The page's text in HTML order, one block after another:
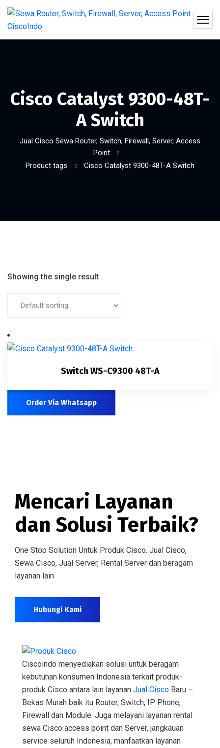
Cisco Catalyst 9300-48T-
A Switch
Jual Cisco Sewa Router, Switch, Firewall, Server, Access
Point
Product tags
Cisco Catalyst 9300-48T-A Switch
Showing the single result
Switch WS-C9300 48T-A
Order Via Whatsapp
Mencari Layanan
dan Solusi Terbaik?
One Stop Solution Untuk Produk Cisco. Jual Cisco,
Sewa Cisco, Jual Server, Rental Server dan beragam
layanan lain
Hubungi Kami
Ciscoindo menyediakan solusi untuk beragam
kebutuhan konsumen Indonesia terkait produk-
produk Cisco antara lain layanan Jual Cisco Baru –
Bekas Murah baik itu Router, Switch, IP Phone,
Firewall dan Module. Juga melayani layanan rental
sewa Cisco access point dan Server, jangkauan
service seluruh Indonesia, manfaatkan layanan